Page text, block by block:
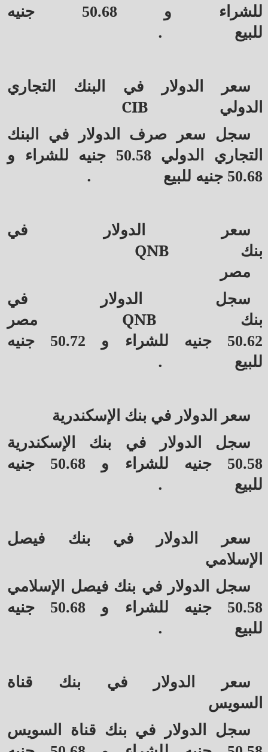
للشراء و 50.68 جنيه
للبيع
.
سعر الدولار في البنك التجاري
الدولي
CIB
سجل سعر صرف الدولار في البنك
التجاري الدولي 50.58 جنيه للشراء و
50.68 جنيه للبيع
.
سعر الدولار في
بنك
QNB
مصر
سجل الدولار في
بنك
QNB
مصر
50.62 جنيه للشراء و 50.72 جنيه
للبيع
.
سعر الدولار في بنك الإسكندرية
سجل الدولار في بنك الإسكندرية
50.58 جنيه للشراء و 50.68 جنيه
للبيع
.
سعر الدولار في بنك فيصل
الإسلامي
سجل الدولار في بنك فيصل الإسلامي
50.58 جنيه للشراء و 50.68 جنيه
للبيع
.
سعر الدولار في بنك قناة
السويس
سجل الدولار في بنك قناة السويس